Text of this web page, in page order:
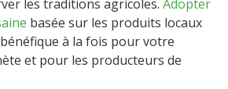
les traditions agricoles. Adopter
basée sur les produits locaux
à la fois pour votre
et pour les producteurs de